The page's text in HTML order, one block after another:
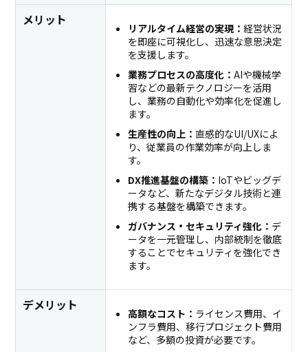
メリット
リアルタイム経営の実現：経営状況
を即座に可視化し、迅速な意思決定
を支援します。
業務プロセスの高度化：AIや機械学
習などの最新テクノロジーを活用
し、業務の自動化や効率化を促進し
ます。
生産性の向上：直感的なUI/UXによ
り、従業員の作業効率が向上しま
す。
DX推進基盤の構築： IoTやビッグデ
ータなど、新たなデジタル技術と連
携する基盤を構築できます。
ガバナンス・セキュリティ強化： デ
ータを一元管理し、内部統制を徹底
することでセキュリティを強化でき
ます。
デメリット
高額なコスト： ライセンス費用、イ
ンフラ費用、移行プロジェクト費用
など、多額の投資が必要です。